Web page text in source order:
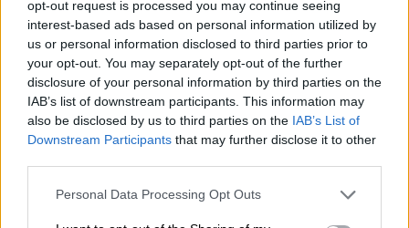
opt-out request is processed you may continue seeing
interest-based ads based on personal information utilized by
us or personal information disclosed to third parties prior to
your opt-out. You may separately opt-out of the further
disclosure of your personal information by third parties on the
IAB’s list of downstream participants. This information may
also be disclosed by us to third parties on the IAB’s List of
Downstream Participants that may further disclose it to other
Personal Data Processing Opt Outs
ποταμού
07/08/2026 , 10:23
Ι.Σ. Λάρισας: Σύντομες οδηγίες
προστασίας από τον καύσωνα
Δείτε τη νέα ρυθμιστική 2026 -27 για το